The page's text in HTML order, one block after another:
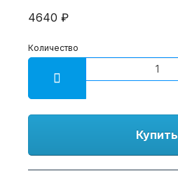
4640 ₽
Количество
Купить